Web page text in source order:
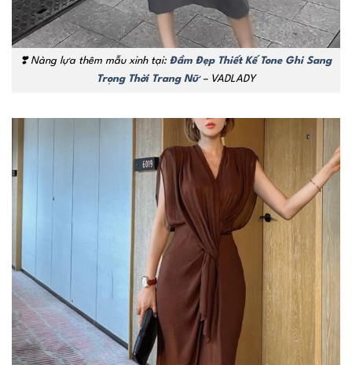
❣️ Nàng lựa thêm mẫu xinh tại: Đầm Đẹp Thiết Kế Tone Ghi Sang
Trọng Thời Trang Nữ – VADLADY